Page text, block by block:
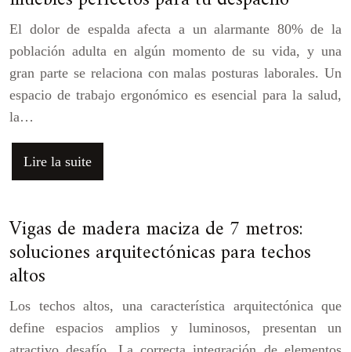
El dolor de espalda afecta a un alarmante 80% de la
población adulta en algún momento de su vida, y una
gran parte se relaciona con malas posturas laborales. Un
espacio de trabajo ergonómico es esencial para la salud,
la…
Lire la suite
Vigas de madera maciza de 7 metros:
soluciones arquitectónicas para techos
altos
Los techos altos, una característica arquitectónica que
define espacios amplios y luminosos, presentan un